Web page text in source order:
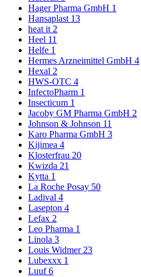
Hager Pharma GmbH 1
Hansaplast 13
heat it 2
Heel 11
Helfe 1
Hermes Arzneimittel GmbH 4
Hexal 2
HWS-OTC 4
InfectoPharm 1
Insecticum 1
Jacoby GM Pharma GmbH 2
Johnson & Johnson 11
Karo Pharma GmbH 3
Kijimea 4
Klosterfrau 20
Kwizda 21
Kytta 1
La Roche Posay 50
Ladival 4
Lasepton 4
Lefax 2
Leo Pharma 1
Linola 3
Louis Widmer 23
Lubexxx 1
Luuf6